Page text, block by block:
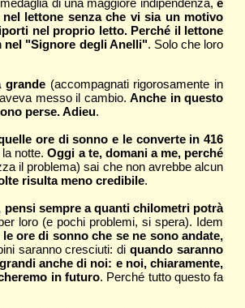
lettone senza che vi sia un motivo
nel proprio letto. Perché il lettone
nel "Signore degli Anelli". Solo che loro
grande (accompagnati rigorosamente in
messo il cambio.Anche in questo
perse. Adieu.
ore di sonno e le converte in 416
la notte.Oggi a te, domani a me, perché
il problema) sai che non avrebbe alcun
risulta meno credibile.
sempre a quanti chilometri potrà
loro (e pochi problemi, si spera). Idem
ore di sonno che se ne sono andate,
saranno cresciuti: diquando saranno
anche di noi: e noi, chiaramente,
in futuro. Perché tutto questo fa